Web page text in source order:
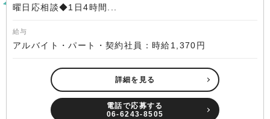
曜日応相談◆1日4時間...
給与
アルバイト・パート・契約社員：時給1,370円
詳細を見る
電話で応募する
06-6243-8505